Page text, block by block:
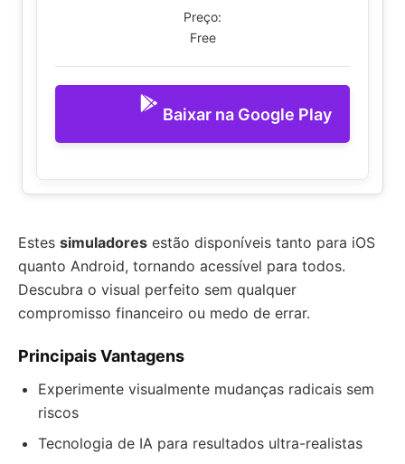
Preço:
Free
Baixar na Google Play
Estes simuladores estão disponíveis tanto para iOS
quanto Android, tornando acessível para todos.
Descubra o visual perfeito sem qualquer
compromisso financeiro ou medo de errar.
Principais Vantagens
Experimente visualmente mudanças radicais sem
riscos
Tecnologia de IA para resultados ultra-realistas